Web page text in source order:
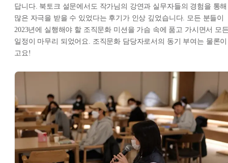
답니다. 북토크 설문에서도 작가님의 강연과 실무자들의 경험을 통해
많은 자극을 받을 수 있었다는 후기가 인상 깊었습니다. 모든 분들이
2023년에 실행해야 할 조직문화 미션을 가슴 속에 품고 가시면서 모
일정이 마무리 되었어요. 조직문화 담당자로서의 동기 부여는 물론이
고요!